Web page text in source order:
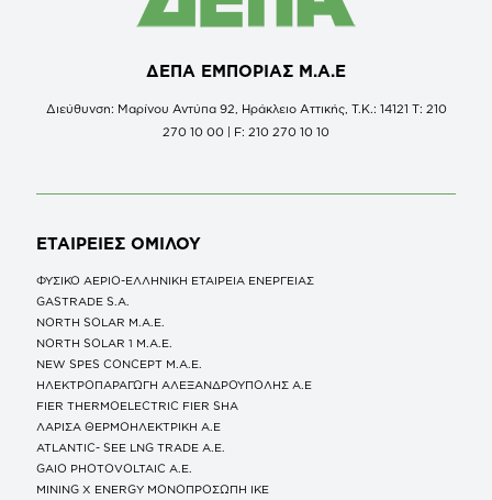
ΔΕΠΑ ΕΜΠΟΡΙΑΣ Μ.Α.Ε
Διεύθυνση: Μαρίνου Αντύπα 92, Ηράκλειο Αττικής, Τ.Κ.: 14121 Τ: 210
270 10 00 | F: 210 270 10 10
ΕΤΑΙΡΕΙΕΣ ΟΜΙΛΟΥ
ΦΥΣΙΚΟ ΑΕΡΙΟ-ΕΛΛΗΝΙΚΗ ΕΤΑΙΡΕΙΑ ΕΝΕΡΓΕΙΑΣ
GASTRADE S.A.
NORTH SOLAR M.Α.Ε.
NORTH SOLAR 1 M.Α.Ε.
NEW SPES CONCEPT Μ.Α.Ε.
ΗΛΕΚΤΡΟΠΑΡΑΓΩΓΗ ΑΛΕΞΑΝΔΡΟΥΠΟΛΗΣ A.E
FIER THERMOELECTRIC FIER SHA
ΛΑΡΙΣΑ ΘΕΡΜΟΗΛΕΚΤΡΙΚΗ A.E
ATLANTIC- SEE LNG TRADE A.E.
GAIO PHOTOVOLTAIC Α.Ε.
MINING X ENERGY ΜΟΝΟΠΡΟΣΩΠΗ ΙΚΕ